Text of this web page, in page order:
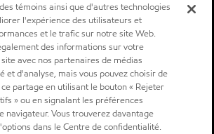
témoins ainsi que d'autres technologies
l'expérience des utilisateurs et
et le trafic sur notre site Web.
des informations sur votre
avec nos partenaires de médias
et d'analyse, mais vous pouvez choisir de
partage en utilisant le bouton « Rejeter
» ou en signalant les préférences
navigateur. Vous trouverez davantage
dans le Centre de confidentialité.